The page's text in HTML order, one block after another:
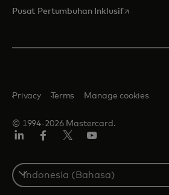
Pusat Pertumbuhan Inklusifopens in a
© 1994-2026 Mastercard.
Privacy Terms Manage cookies
Select
a
country